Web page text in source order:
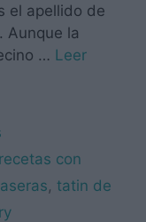
el apellido de
Aunque la
… Leer
recetas con
, tatin de